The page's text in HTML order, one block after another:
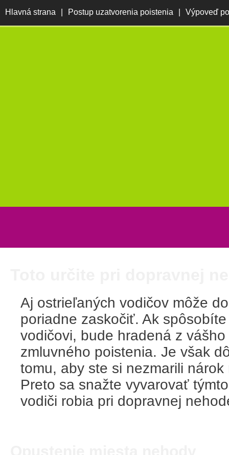
Hlavná strana Postup uzatvorenia poistenia Výpoveď
Aj ostrieľaných vodičov môže
poriadne zaskočiť. Ak
vodičovi, bude hradená z
zmluvného poistenia. Je však
tomu, aby ste si nezmarili
Preto sa snažte vyvarovať
vodiči robia pri dopravnej